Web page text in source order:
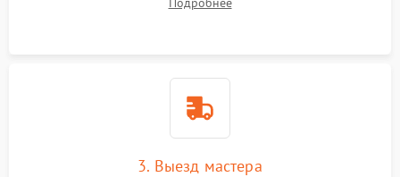
3. Выезд мастера